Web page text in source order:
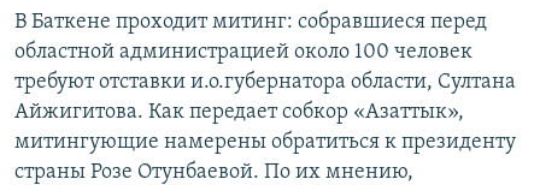
Вернутся
поиску
КЫРГЫЗЧА
ТОҶИКӢ
TÜRKMENÇE
Все сайты РСЕ/РС
В Баткене проходит митинг: собравшиеся перед
областной администрацией около 100 человек
требуют отставки и.о.губернатора области, Султана
Айжигитова. Как передает собкор «Азаттык»,
митингующие намерены обратиться к президенту
страны Розе Отунбаевой. По их мнению,